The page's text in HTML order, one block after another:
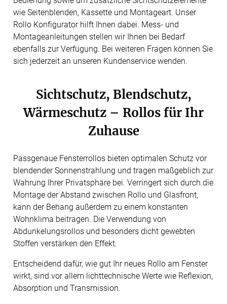
wie Seitenblenden, Kassette und Montageart. Unser
Rollo Konfigurator hilft Ihnen dabei. Mess- und
Montageanleitungen stellen wir Ihnen bei Bedarf
ebenfalls zur Verfügung. Bei weiteren Fragen können Sie
sich jederzeit an unseren Kundenservice wenden.
Sichtschutz, Blendschutz,
Wärmeschutz – Rollos für Ihr
Zuhause
Passgenaue Fensterrollos bieten optimalen Schutz vor
blendender Sonnenstrahlung und tragen maßgeblich zur
Wahrung Ihrer Privatsphäre bei. Verringert sich durch die
Montage der Abstand zwischen Rollo und Glasfront,
kann der Behang außerdem zu einem konstanten
Wohnklima beitragen. Die Verwendung von
Abdunkelungsrollos und besonders dicht gewebten
Stoffen verstärken den Effekt.
Entscheidend dafür, wie gut Ihr neues Rollo am Fenster
wirkt, sind vor allem lichttechnische Werte wie Reflexion,
Absorption und Transmission.